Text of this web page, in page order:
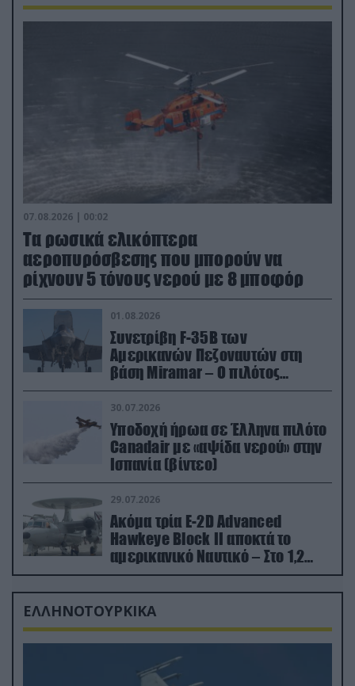
07.08.2026 | 00:02
Τα ρωσικά ελικόπτερα
αεροπυρόσβεσης που μπορούν να
ρίχνουν 5 τόνους νερού με 8 μποφόρ
01.08.2026
Συνετρίβη F-35B των
Αμερικανών Πεζοναυτών στη
βάση Miramar – Ο πιλότος
εκτινάχθηκε εγκαίρως
30.07.2026
Υποδοχή ήρωα σε Έλληνα πιλότο
Canadair με «αψίδα νερού» στην
Ισπανία (βίντεο)
29.07.2026
Ακόμα τρία E-2D Advanced
Hawkeye Block II αποκτά το
αμερικανικό Ναυτικό – Στο 1,2
δισ.δολάρια το κόστος
ΕΛΛΗΝΟΤΟΥΡΚΙΚΑ